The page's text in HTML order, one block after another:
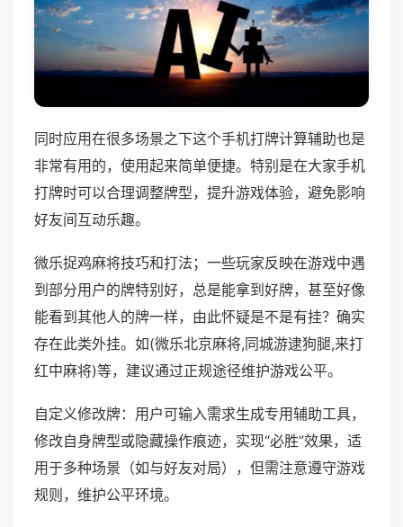
同时应用在很多场景之下这个手机打牌计算辅助也是
非常有用的，使用起来简单便捷。特别是在大家手机
打牌时可以合理调整牌型，提升游戏体验，避免影响
好友间互动乐趣。
微乐捉鸡麻将技巧和打法；一些玩家反映在游戏中遇
到部分用户的牌特别好，总是能拿到好牌，甚至好像
能看到其他人的牌一样，由此怀疑是不是有挂？确实
存在此类外挂。如(微乐北京麻将,同城游逮狗腿,来打
红中麻将)等，建议通过正规途径维护游戏公平。
自定义修改牌：用户可输入需求生成专用辅助工具，
修改自身牌型或隐藏操作痕迹，实现“必胜”效果，适
用于多种场景（如与好友对局），但需注意遵守游戏
规则，维护公平环境。